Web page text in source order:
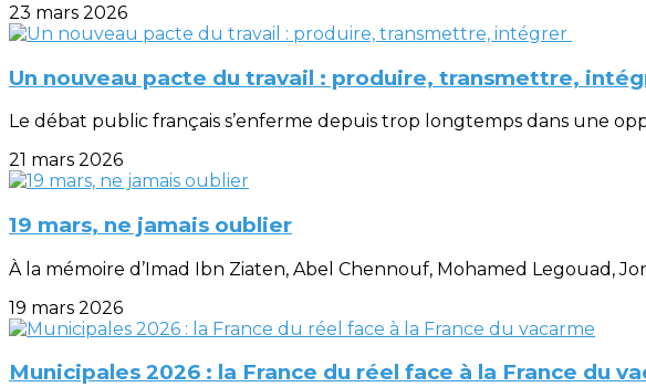
23 mars 2026
Un nouveau pacte du travail : produire, transmettre,
Le débat public français s’enferme depuis trop longtemps dans une
21 mars 2026
19 mars, ne jamais oublier
À la mémoire d’Imad Ibn Ziaten, Abel Chennouf, Mohamed Legouad,
19 mars 2026
Municipales 2026 : la France du réel face à la France du